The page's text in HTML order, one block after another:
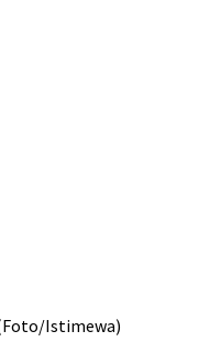
Istimewa)